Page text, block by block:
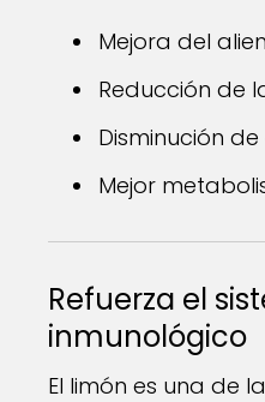
Mejora del
Reducción de
Disminución
Mejor
Refuerza el
inmunológico
El limón es una de